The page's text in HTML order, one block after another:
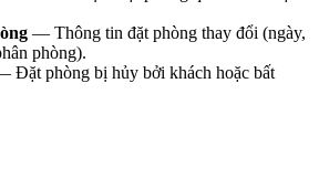
— Thông tin đặt phòng thay đổi (ngày,
phòng).
Đặt phòng bị hủy bởi khách hoặc bất